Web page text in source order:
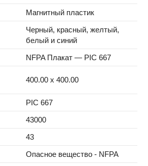
Магнитный пластик
Черный, красный, желтый,
белый и синий
NFPA Плакат — PIC 667
400.00 x 400.00
PIC 667
43000
43
Опасное вещество - NFPA